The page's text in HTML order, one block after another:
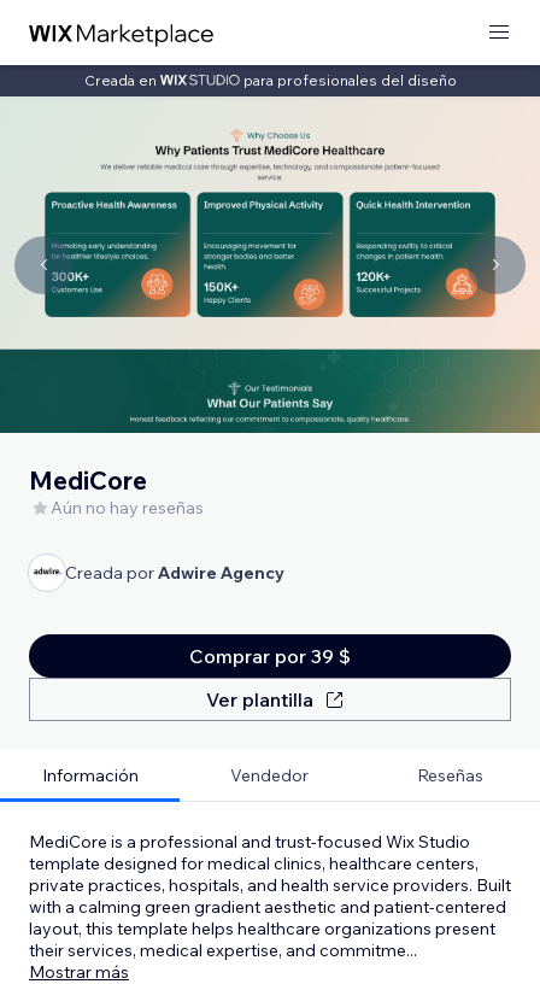
Creada en para profesionales del diseño
MediCore
Aún no hay reseñas
Creada porAdwire Agency
Comprar por 39 $
Ver plantilla
Información Vendedor Reseñas
MediCore is a professional and trust-focused Wix Studio
template designed for medical clinics, healthcare centers,
private practices, hospitals, and health service providers. Built
with a calming green gradient aesthetic and patient-centered
layout, this template helps healthcare organizations present
their services, medical expertise, and commitme...
Mostrar más